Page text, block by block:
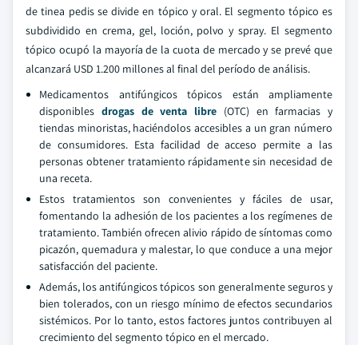
de tinea pedis se divide en tópico y oral. El segmento tópico es
subdividido en crema, gel, loción, polvo y spray. El segmento
tópico ocupó la mayoría de la cuota de mercado y se prevé que
alcanzará USD 1.200 millones al final del período de análisis.
Medicamentos antifúngicos tópicos están ampliamente
disponibles drogas de venta libre (OTC) en farmacias y
tiendas minoristas, haciéndolos accesibles a un gran número
de consumidores. Esta facilidad de acceso permite a las
personas obtener tratamiento rápidamente sin necesidad de
una receta.
Estos tratamientos son convenientes y fáciles de usar,
fomentando la adhesión de los pacientes a los regímenes de
tratamiento. También ofrecen alivio rápido de síntomas como
picazón, quemadura y malestar, lo que conduce a una mejor
satisfacción del paciente.
Además, los antifúngicos tópicos son generalmente seguros y
bien tolerados, con un riesgo mínimo de efectos secundarios
sistémicos. Por lo tanto, estos factores juntos contribuyen al
crecimiento del segmento tópico en el mercado.